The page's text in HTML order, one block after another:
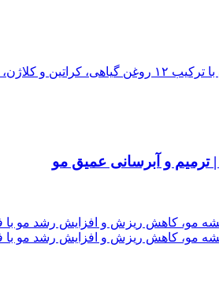
ترمیم و آبرسانی عمیق مو